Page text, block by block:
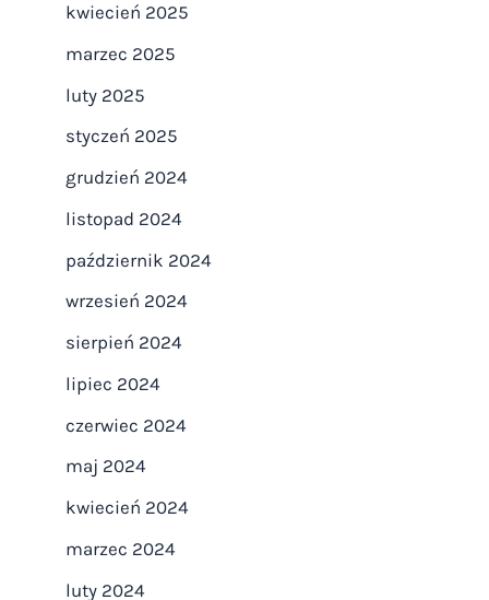
kwiecień 2025
marzec 2025
luty 2025
styczeń 2025
grudzień 2024
listopad 2024
październik 2024
wrzesień 2024
sierpień 2024
lipiec 2024
czerwiec 2024
maj 2024
kwiecień 2024
marzec 2024
luty 2024